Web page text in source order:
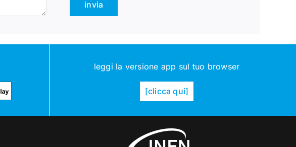
invia
leggi la versione app sul tuo browser
[clicca qui]